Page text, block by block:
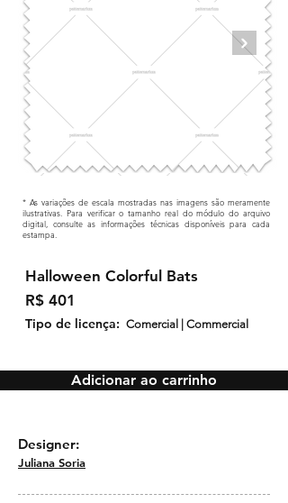
* As variações de escala mostradas nas imagens são meramente
ilustrativas. Para verificar o tamanho real do módulo do arquivo
digital, consulte as informações técnicas disponíveis para cada
estampa.
Halloween Colorful Bats
R$ 401
Tipo de licença: Comercial | Commercial
Adicionar ao carrinho
Designer:
Juliana Soria